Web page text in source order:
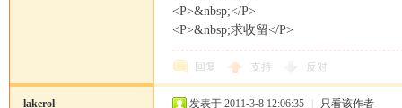
<P>&nbsp;</P>
<P>&nbsp;求收留</P>
回复 支持 反对
lakerol 发表于 2011-3-8 12:06:35 只看该作者